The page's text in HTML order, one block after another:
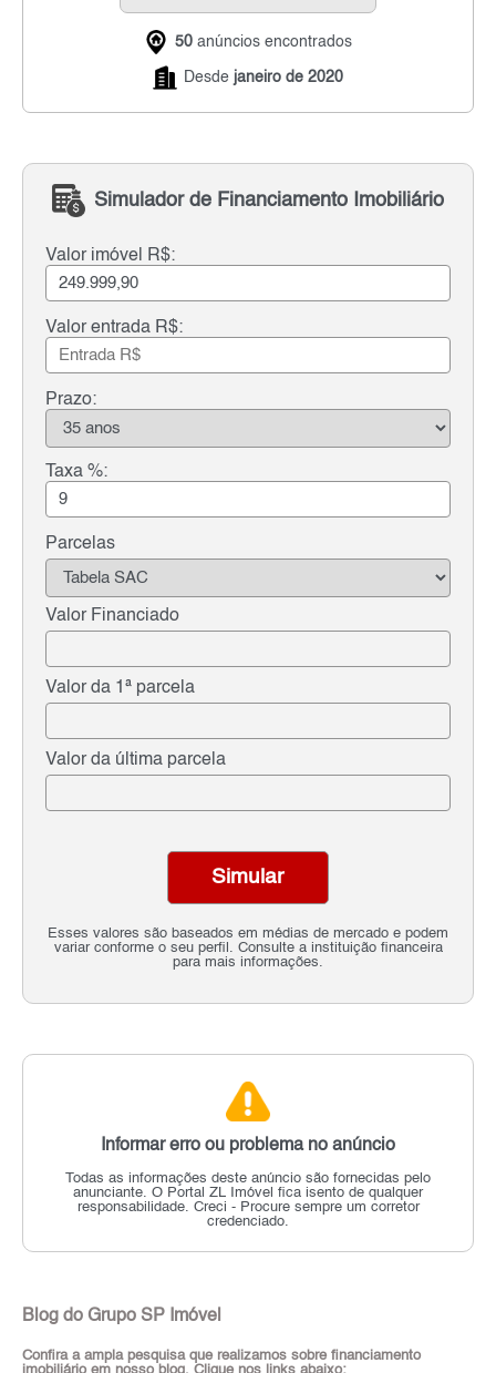
50 anúncios encontrados
Desde janeiro de 2020
Simulador de Financiamento Imobiliário
Valor imóvel R$:
Valor entrada R$:
Prazo:
Taxa %:
Parcelas
Valor Financiado
Valor da 1ª parcela
Valor da última parcela
Esses valores são baseados em médias de mercado e podem
variar conforme o seu perfil. Consulte a instituição financeira
para mais informações.
Simular
Informar erro ou problema no anúncio
Todas as informações deste anúncio são fornecidas pelo
anunciante. O Portal ZL Imóvel fica isento de qualquer
responsabilidade. Creci - Procure sempre um corretor
credenciado.
Blog do Grupo SP Imóvel
Confira a ampla pesquisa que realizamos sobre financiamento